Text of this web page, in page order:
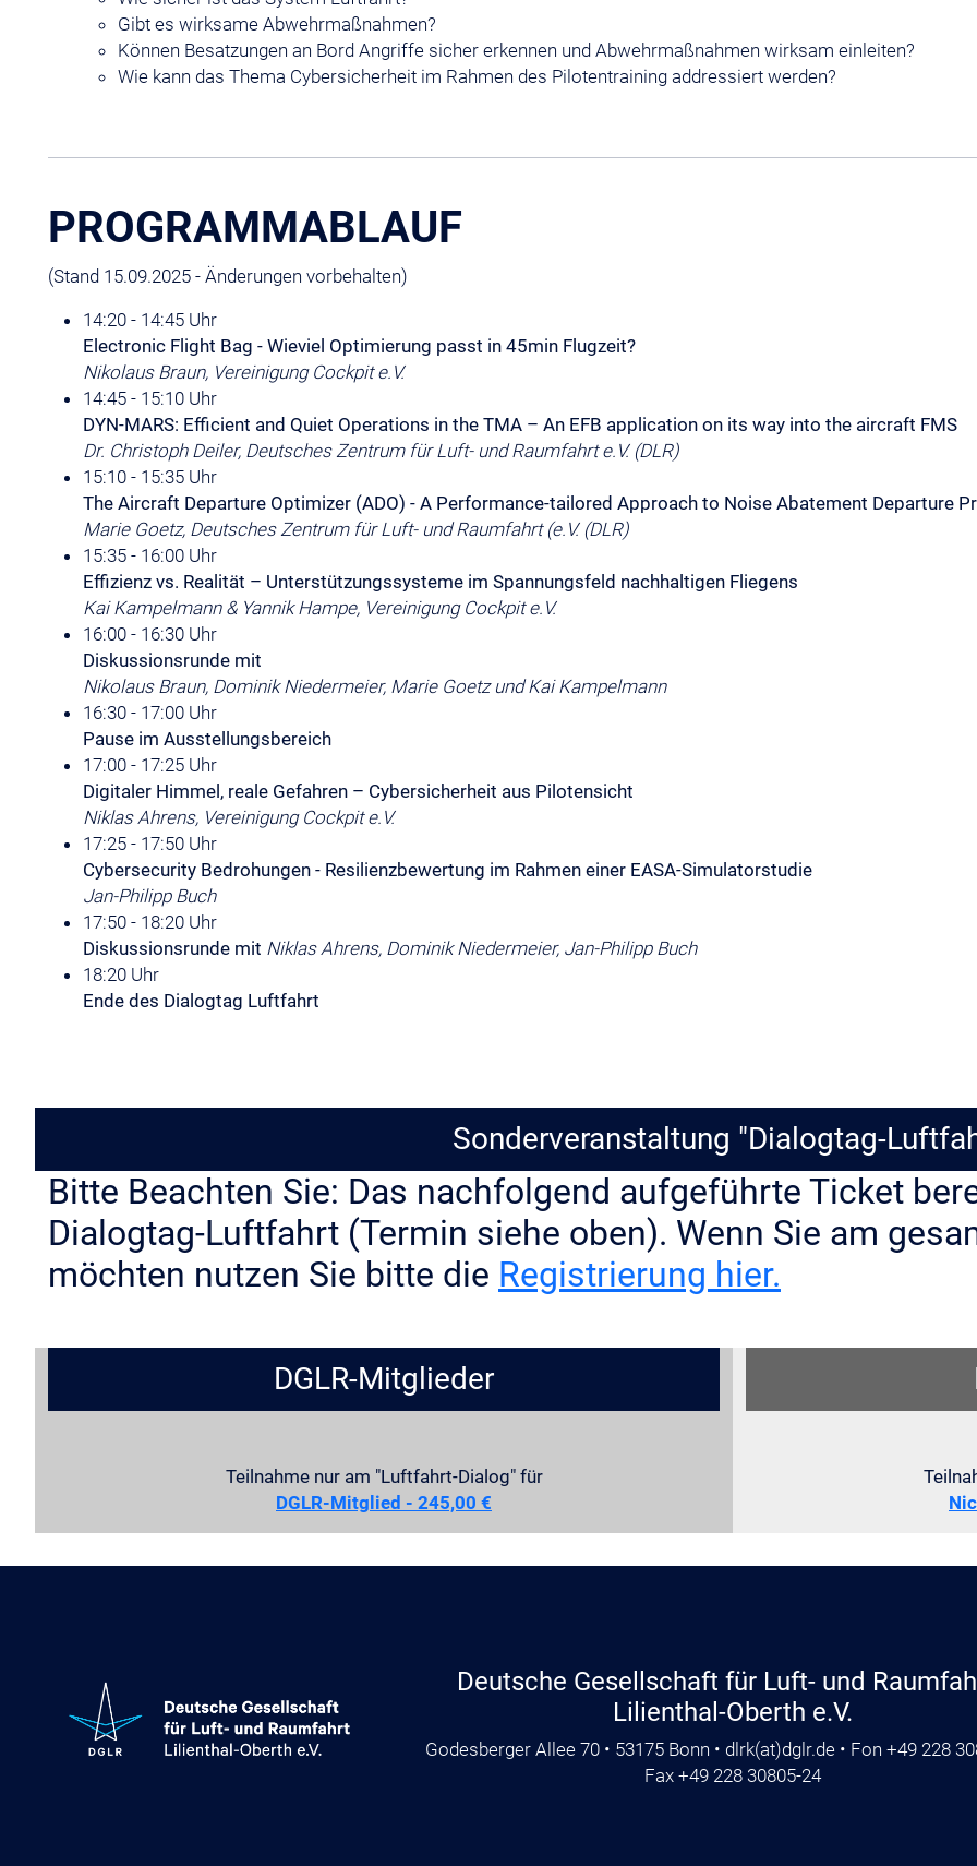
Gibt es wirksame Abwehrmaßnahmen?
Können Besatzungen an Bord Angriffe sicher erkennen und Abwehrmaßnahmen wirksam einleiten?
Wie kann das Thema Cybersicherheit im Rahmen des Pilotentraining addressiert werden?
PROGRAMMABLAUF
(Stand 15.09.2025 - Änderungen vorbehalten)
14:20 - 14:45 Uhr
Electronic Flight Bag - Wieviel Optimierung passt in 45min Flugzeit?
Nikolaus Braun, Vereinigung Cockpit e.V.
14:45 - 15:10 Uhr
DYN-MARS: Efficient and Quiet Operations in the TMA – An EFB application on its way into the aircraft FMS
Dr. Christoph Deiler, Deutsches Zentrum für Luft- und Raumfahrt e.V. (DLR)
15:10 - 15:35 Uhr
The Aircraft Departure Optimizer (ADO) - A Performance-tailored Approach to Noise Abatement Departure
Marie Goetz, Deutsches Zentrum für Luft- und Raumfahrt (e.V. (DLR)
15:35 - 16:00 Uhr
Effizienz vs. Realität – Unterstützungs­systeme im Spannungsfeld nachhaltigen Fliegens
Kai Kampelmann & Yannik Hampe, Vereinigung Cockpit e.V.
16:00 - 16:30 Uhr
Diskussionsrunde mit
Nikolaus Braun, Dominik Niedermeier, Marie Goetz und Kai Kampelmann
16:30 - 17:00 Uhr
Pause im Ausstellungsbereich
17:00 - 17:25 Uhr
Digitaler Himmel, reale Gefahren – Cybersicherheit aus Pilotensicht
Niklas Ahrens, Vereinigung Cockpit e.V.
17:25 - 17:50 Uhr
Cybersecurity Bedrohungen - Resilienzbewertung im Rahmen einer EASA-Simulatorstudie
Jan-Philipp Buch
17:50 - 18:20 Uhr
Diskussionsrunde mit Niklas Ahrens, Dominik Niedermeier, Jan-Philipp Buch
18:20 Uhr
Ende des Dialogtag Luftfahrt
Sonderveranstaltung "Dialogtag-
Bitte Beachten Sie: Das nachfolgend aufgeführte Ticket
Dialogtag-Luftfahrt (Termin siehe oben). Wenn Sie am
möchten nutzen Sie bitte die Registrierung hier.
DGLR-Mitglieder
Teilnahme nur am "Luftfahrt-Dialog" für
DGLR-Mitglied - 245,00 €
Deutsche Gesellschaft für Luft- und
Lilienthal-Oberth e.V.
Godesberger Allee 70 • 53175 Bonn • dlrk(at)dglr.de • Fon +49 228
Fax +49 228 30805-24